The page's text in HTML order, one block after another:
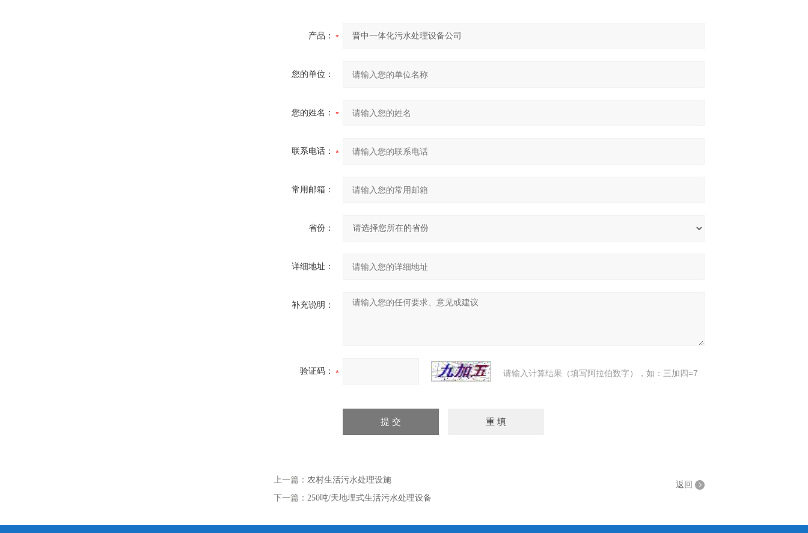
产品：
您的单位：
您的姓名：
联系电话：
常用邮箱：
省份：
详细地址：
补充说明：
验证码： 请输入计算结果（填写阿拉伯数字），如：三加四=7
上一篇： 农村生活污水处理设施
下一篇： 250吨/天地埋式生活污水处理设备
返回